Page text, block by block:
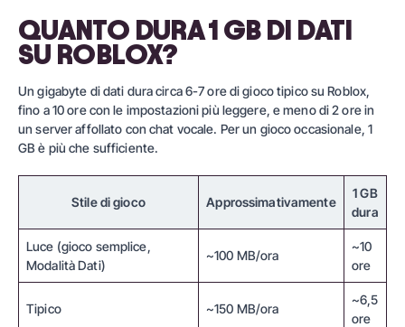
QUANTO DURA 1 GB DI DATI
SU ROBLOX?
Un gigabyte di dati dura circa 6-7 ore di gioco tipico su Roblox,
fino a 10 ore con le impostazioni più leggere, e meno di 2 ore in
un server affollato con chat vocale. Per un gioco occasionale, 1
GB è più che sufficiente.
Stile di gioco Approssimativamente
1 GB
dura
Luce (gioco semplice,
Modalità Dati)
~100 MB/ora
~10
ore
Tipico ~150 MB/ora
~6,5
ore